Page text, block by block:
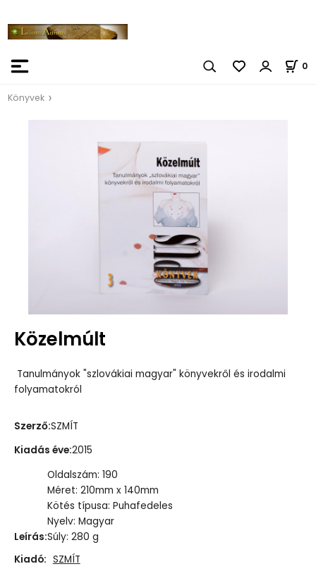
0
Könyvek
Közelmúlt
Tanulmányok "szlovákiai magyar" könyvekről és irodalmi
folyamatokról
Szerző:SZMÍT
Kiadás éve:2015
Leírás:
Oldalszám: 190
Méret: 210mm x 140mm
Kötés típusa: Puhafedeles
Nyelv: Magyar
Súly: 280 g
Kiadó: SZMÍT